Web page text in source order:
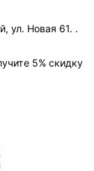
ул. Новая 61. .
5% скидку